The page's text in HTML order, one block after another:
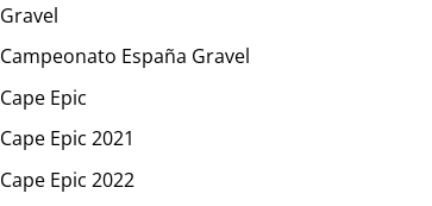
Gravel
Campeonato España Gravel
Cape Epic
Cape Epic 2021
Cape Epic 2022